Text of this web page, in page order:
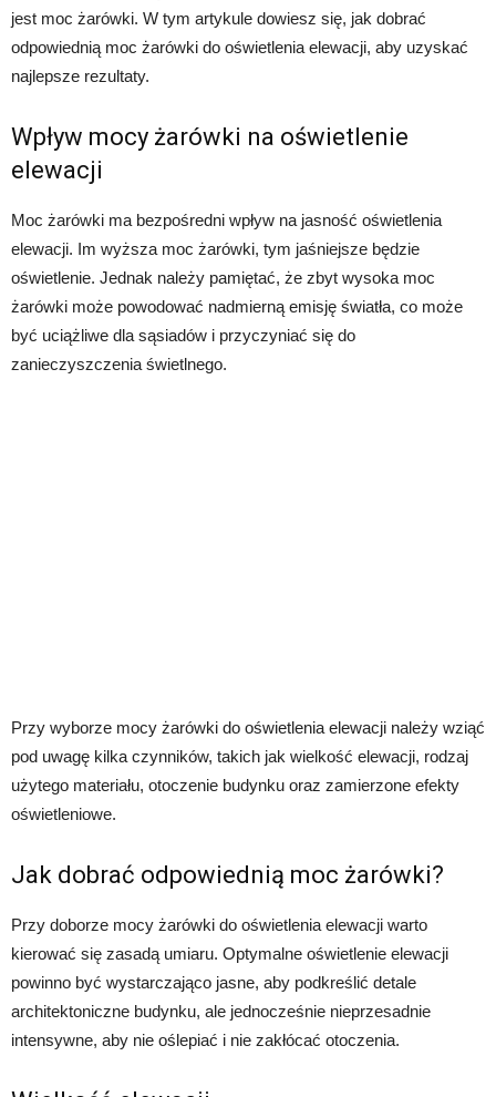
jest moc żarówki. W tym artykule dowiesz się, jak dobrać
odpowiednią moc żarówki do oświetlenia elewacji, aby uzyskać
najlepsze rezultaty.
Wpływ mocy żarówki na oświetlenie
elewacji
Moc żarówki ma bezpośredni wpływ na jasność oświetlenia
elewacji. Im wyższa moc żarówki, tym jaśniejsze będzie
oświetlenie. Jednak należy pamiętać, że zbyt wysoka moc
żarówki może powodować nadmierną emisję światła, co może
być uciążliwe dla sąsiadów i przyczyniać się do
zanieczyszczenia świetlnego.
Przy wyborze mocy żarówki do oświetlenia elewacji należy wziąć
pod uwagę kilka czynników, takich jak wielkość elewacji, rodzaj
użytego materiału, otoczenie budynku oraz zamierzone efekty
oświetleniowe.
Jak dobrać odpowiednią moc żarówki?
Przy doborze mocy żarówki do oświetlenia elewacji warto
kierować się zasadą umiaru. Optymalne oświetlenie elewacji
powinno być wystarczająco jasne, aby podkreślić detale
architektoniczne budynku, ale jednocześnie nieprzesadnie
intensywne, aby nie oślepiać i nie zakłócać otoczenia.